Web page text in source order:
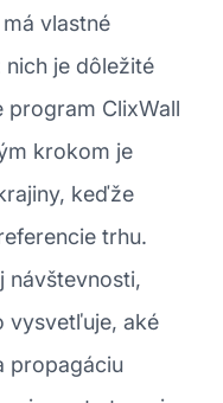
vlastné
je dôležité
ClixWall
krokom je
keďže
trhu.
návštevnosti,
vysvetľuje, aké
propagáciu